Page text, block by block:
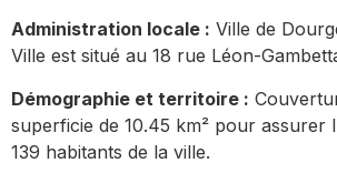
Administration locale : Ville de
Ville est situé au 18 rue Léon-
Démographie et territoire :
superficie de 10.45 km² pour assurer
139 habitants de la ville.